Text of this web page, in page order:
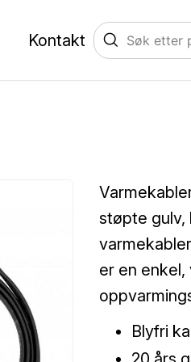
Kontakt
støpte gulv,
er en
Blyfri